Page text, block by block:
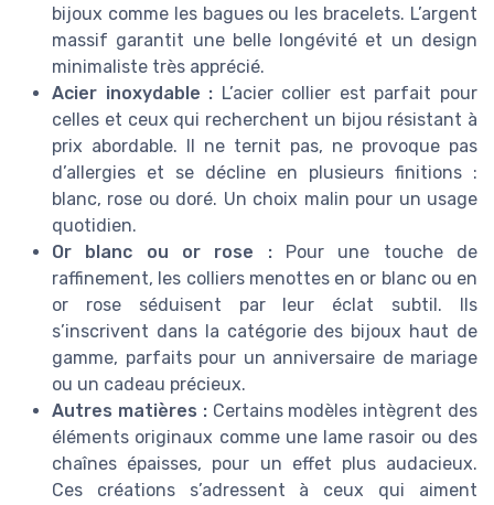
bijoux comme les bagues ou les bracelets. L’argent
massif garantit une belle longévité et un design
minimaliste très apprécié.
Acier inoxydable : L’acier collier est parfait pour
celles et ceux qui recherchent un bijou résistant à
prix abordable. Il ne ternit pas, ne provoque pas
d’allergies et se décline en plusieurs finitions :
blanc, rose ou doré. Un choix malin pour un usage
quotidien.
Or blanc ou or rose :Pour une touche de
raffinement, les colliers menottes en or blanc ou en
or rose séduisent par leur éclat subtil. Ils
s’inscrivent dans la catégorie des bijoux haut de
gamme, parfaits pour un anniversaire de mariage
ou un cadeau précieux.
Autres matières :Certains modèles intègrent des
éléments originaux comme une lame rasoir ou des
chaînes épaisses, pour un effet plus audacieux.
Ces créations s’adressent à ceux qui aiment